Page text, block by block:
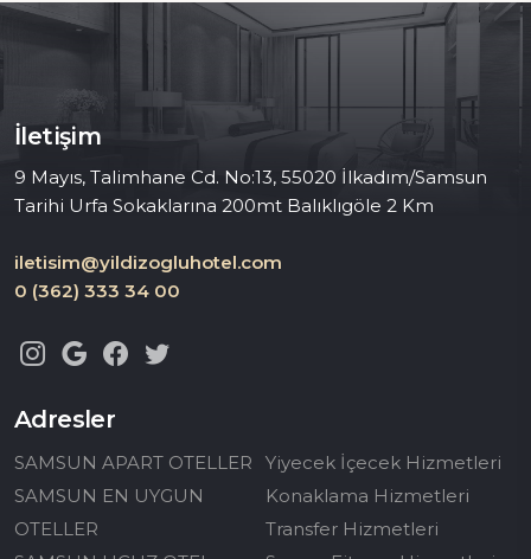
İletişim
9 Mayıs, Talimhane Cd. No:13, 55020 İlkadım/Samsun
Tarihi Urfa Sokaklarına 200mt Balıklıgöle 2 Km
iletisim@yildizogluhotel.com
0 (362) 333 34 00
Adresler
SAMSUN APART OTELLER
SAMSUN EN UYGUN
OTELLER
Yiyecek İçecek Hizmetleri
Konaklama Hizmetleri
Transfer Hizmetleri